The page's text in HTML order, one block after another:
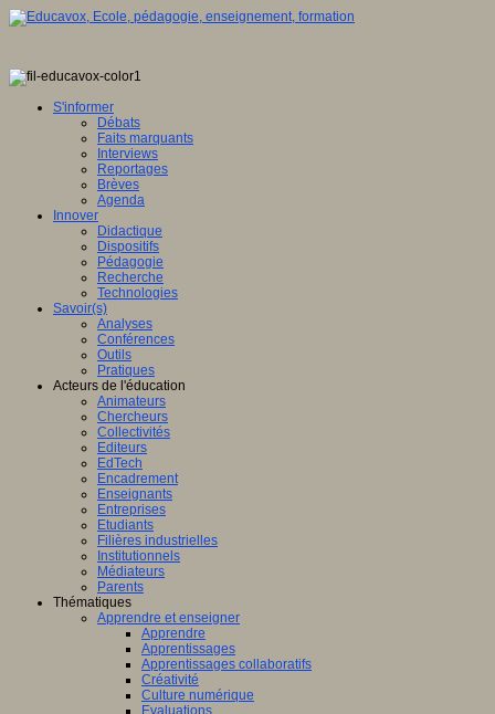
S'informer
Débats
Faits marquants
Interviews
Reportages
Brèves
Agenda
Innover
Didactique
Dispositifs
Pédagogie
Recherche
Technologies
Savoir(s)
Analyses
Conférences
Outils
Pratiques
Acteurs de l'éducation
Animateurs
Chercheurs
Collectivités
Editeurs
EdTech
Encadrement
Enseignants
Entreprises
Etudiants
Filières industrielles
Institutionnels
Médiateurs
Parents
Thématiques
Apprendre et enseigner
Apprendre
Apprentissages
Apprentissages collaboratifs
Créativité
Culture numérique
Evaluations